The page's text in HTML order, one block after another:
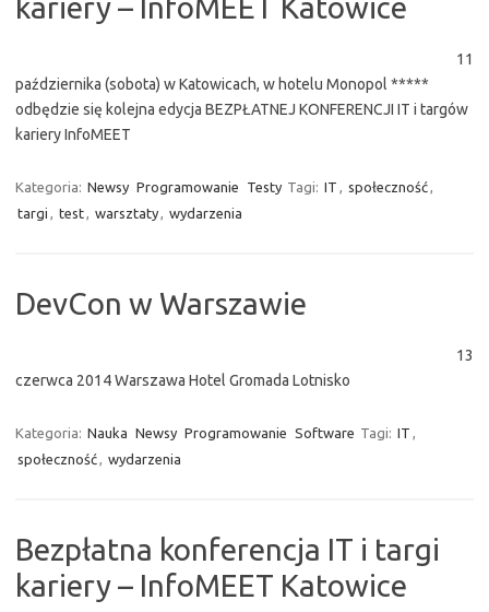
11
października (sobota) w Katowicach, w hotelu Monopol *****
odbędzie się kolejna edycja BEZPŁATNEJ KONFERENCJI IT i targów
kariery InfoMEET
Kategoria: Newsy Programowanie Testy Tagi: IT społeczność
targi
test warsztaty wydarzenia
DevCon w Warszawie
13
czerwca 2014 Warszawa Hotel Gromada Lotnisko
Kategoria: Nauka Newsy Programowanie Software Tagi: IT
społeczność
wydarzenia
Bezpłatna konferencja IT i targi
kariery – InfoMEET Katowice